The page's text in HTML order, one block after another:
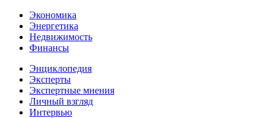
Экономика
Энергетика
Недвижимость
Финансы
Энциклопедия
Эксперты
Экспертные мнения
Личный взгляд
Интервью